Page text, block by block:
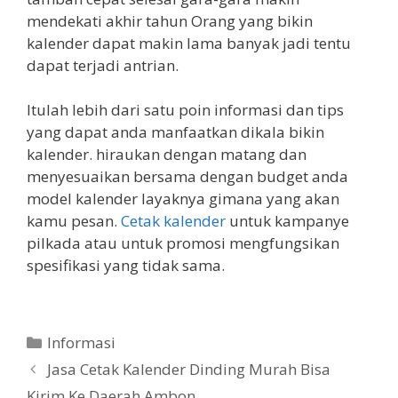
mendekati akhir tahun Orang yang bikin
kalender dapat makin lama banyak jadi tentu
dapat terjadi antrian.
Itulah lebih dari satu poin informasi dan tips
yang dapat anda manfaatkan dikala bikin
kalender. hiraukan dengan matang dan
menyesuaikan bersama dengan budget anda
model kalender layaknya gimana yang akan
kamu pesan. Cetak kalender untuk kampanye
pilkada atau untuk promosi mengfungsikan
spesifikasi yang tidak sama.
Categories
Informasi
Jasa Cetak Kalender Dinding Murah Bisa